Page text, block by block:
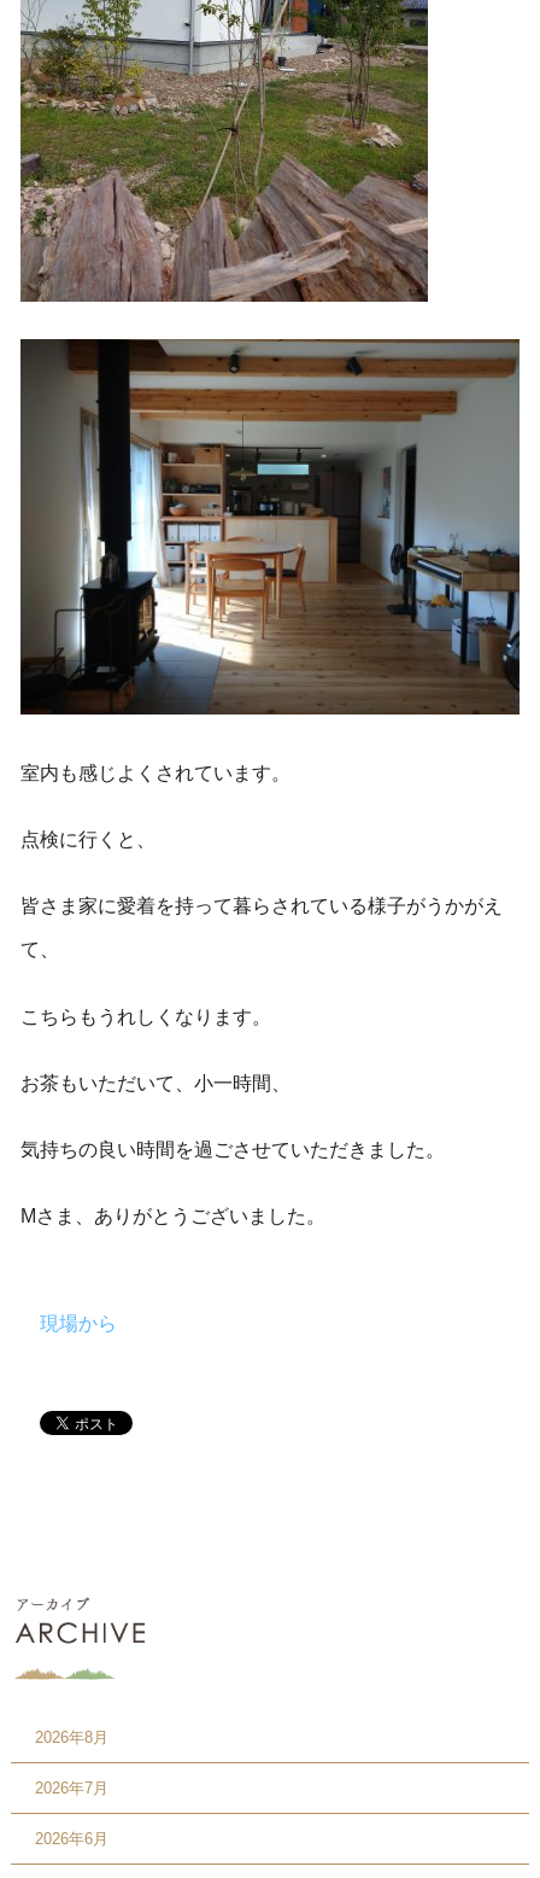
室内も感じよくされています。
点検に行くと、
皆さま家に愛着を持って暮らされている様子がうかがえ
て、
こちらもうれしくなります。
お茶もいただいて、小一時間、
気持ちの良い時間を過ごさせていただきました。
Mさま、ありがとうございました。
現場から
2026年8月
2026年7月
2026年6月